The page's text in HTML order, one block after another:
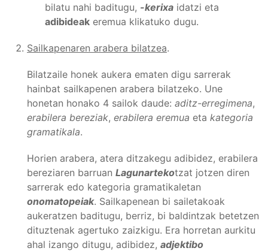
bilatu nahi baditugu, -kerixa idatzi eta
adibideak eremua klikatuko dugu.
Sailkapenaren arabera bilatzea.
Bilatzaile honek aukera ematen digu sarrerak
hainbat sailkapenen arabera bilatzeko. Une
honetan honako 4 sailok daude: aditz-erregimena,
erabilera bereziak, erabilera eremua eta kategoria
gramatikala.
Horien arabera, atera ditzakegu adibidez, erabilera
bereziaren barruan Lagunartekotzat jotzen diren
sarrerak edo kategoria gramatikaletan
onomatopeiak. Sailkapenean bi sailetakoak
aukeratzen baditugu, berriz, bi baldintzak betetzen
dituztenak agertuko zaizkigu. Era horretan aurkitu
ahal izango ditugu, adibidez, adjektibo